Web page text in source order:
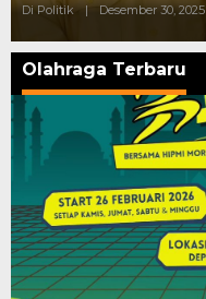
Di Politik | Desember 30, 2025
Olahraga Terbaru